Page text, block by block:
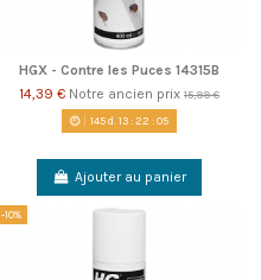
HGX - Contre les Puces 14315B
14,39 € Notre ancien prix 15,99 €
145d. 13:22 :05
Ajouter au panier
-10%